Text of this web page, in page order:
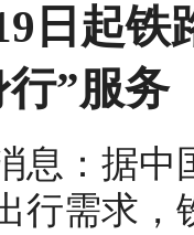
日起铁
行”服务
息：据中
行需求，